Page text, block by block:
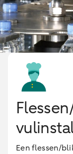
Een flessen/